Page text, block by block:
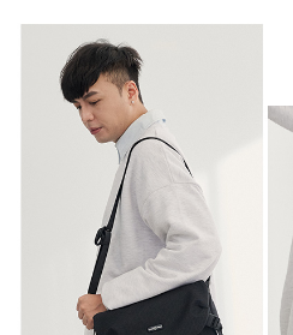
請求用戶進行身份認證。
５．嚴禁一人註冊多個帳號或使用他人
恩沛科技股份有限公司將有權停止該用
每筆NT$100，滿NT$999(含以上)免
中華郵政
每筆NT$100，滿NT$999(含以上)免
新竹物流/黑貓
每筆NT$250，滿NT$2,000(含以上)